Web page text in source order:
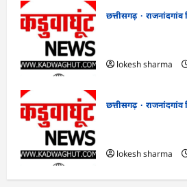
छत्तीसगढ़
राजनांदगांव
lokesh sharma
छत्तीसगढ़
राजनांदगांव
lokesh sharma